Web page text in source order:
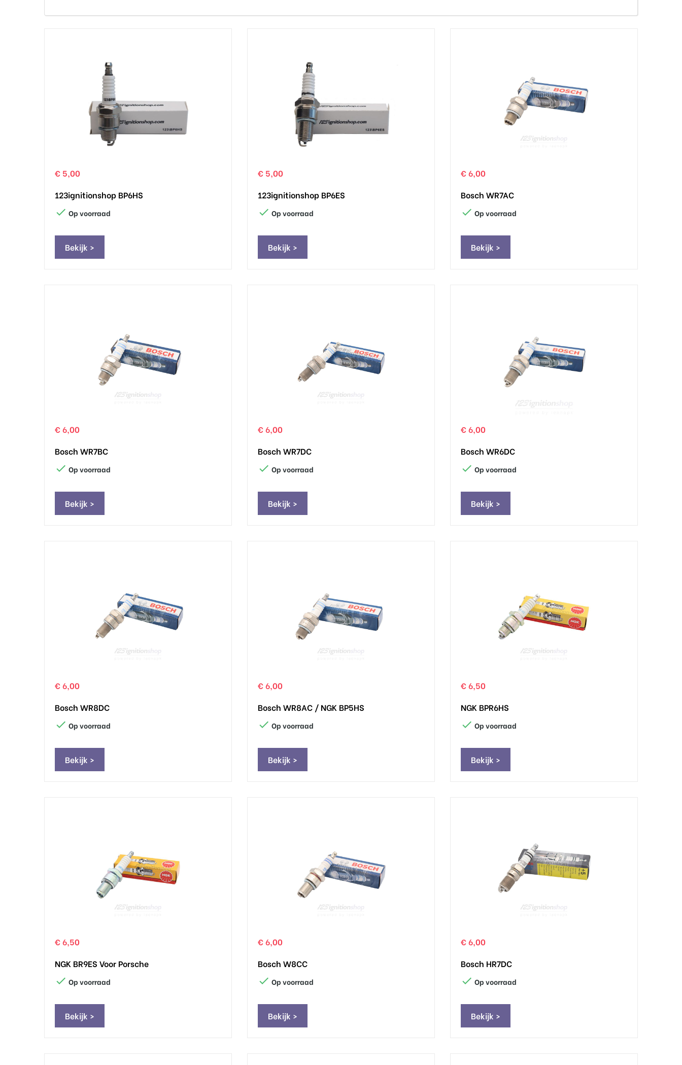
€ 5,00
123ignitionshop BP6HS
 Op voorraad
Bekijk >
€ 5,00
123ignitionshop BP6ES
 Op voorraad
Bekijk >
€ 6,00
Bosch WR7AC
 Op voorraad
Bekijk >
€ 6,00
Bosch WR7BC
 Op voorraad
Bekijk >
€ 6,00
Bosch WR7DC
 Op voorraad
Bekijk >
€ 6,00
Bosch WR6DC
 Op voorraad
Bekijk >
€ 6,00
Bosch WR8DC
 Op voorraad
Bekijk >
€ 6,00
Bosch WR8AC / NGK BP5HS
 Op voorraad
Bekijk >
€ 6,50
NGK BPR6HS
 Op voorraad
Bekijk >
€ 6,50
NGK BR9ES Voor Porsche
 Op voorraad
Bekijk >
€ 6,00
Bosch W8CC
 Op voorraad
Bekijk >
€ 6,00
Bosch HR7DC
 Op voorraad
Bekijk >